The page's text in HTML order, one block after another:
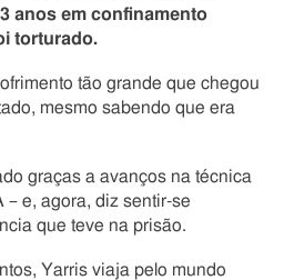
anos em confinamento
torturado.
tão grande que chegou
mesmo sabendo que era
graças a avanços na técnica
– e, agora, diz sentir-se
que teve na prisão.
Yarris viaja pelo mundo